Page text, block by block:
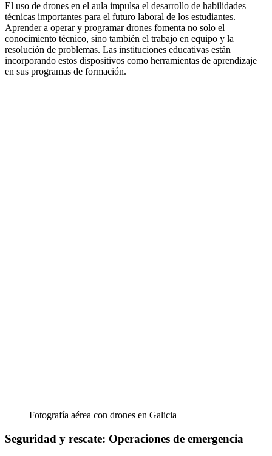
El uso de drones en el aula impulsa el desarrollo de habilidades
técnicas importantes para el futuro laboral de los estudiantes.
Aprender a operar y programar drones fomenta no solo el
conocimiento técnico, sino también el trabajo en equipo y la
resolución de problemas. Las instituciones educativas están
incorporando estos dispositivos como herramientas de aprendizaje
en sus programas de formación.
Fotografía aérea con drones en Galicia
Seguridad y rescate: Operaciones de emergencia